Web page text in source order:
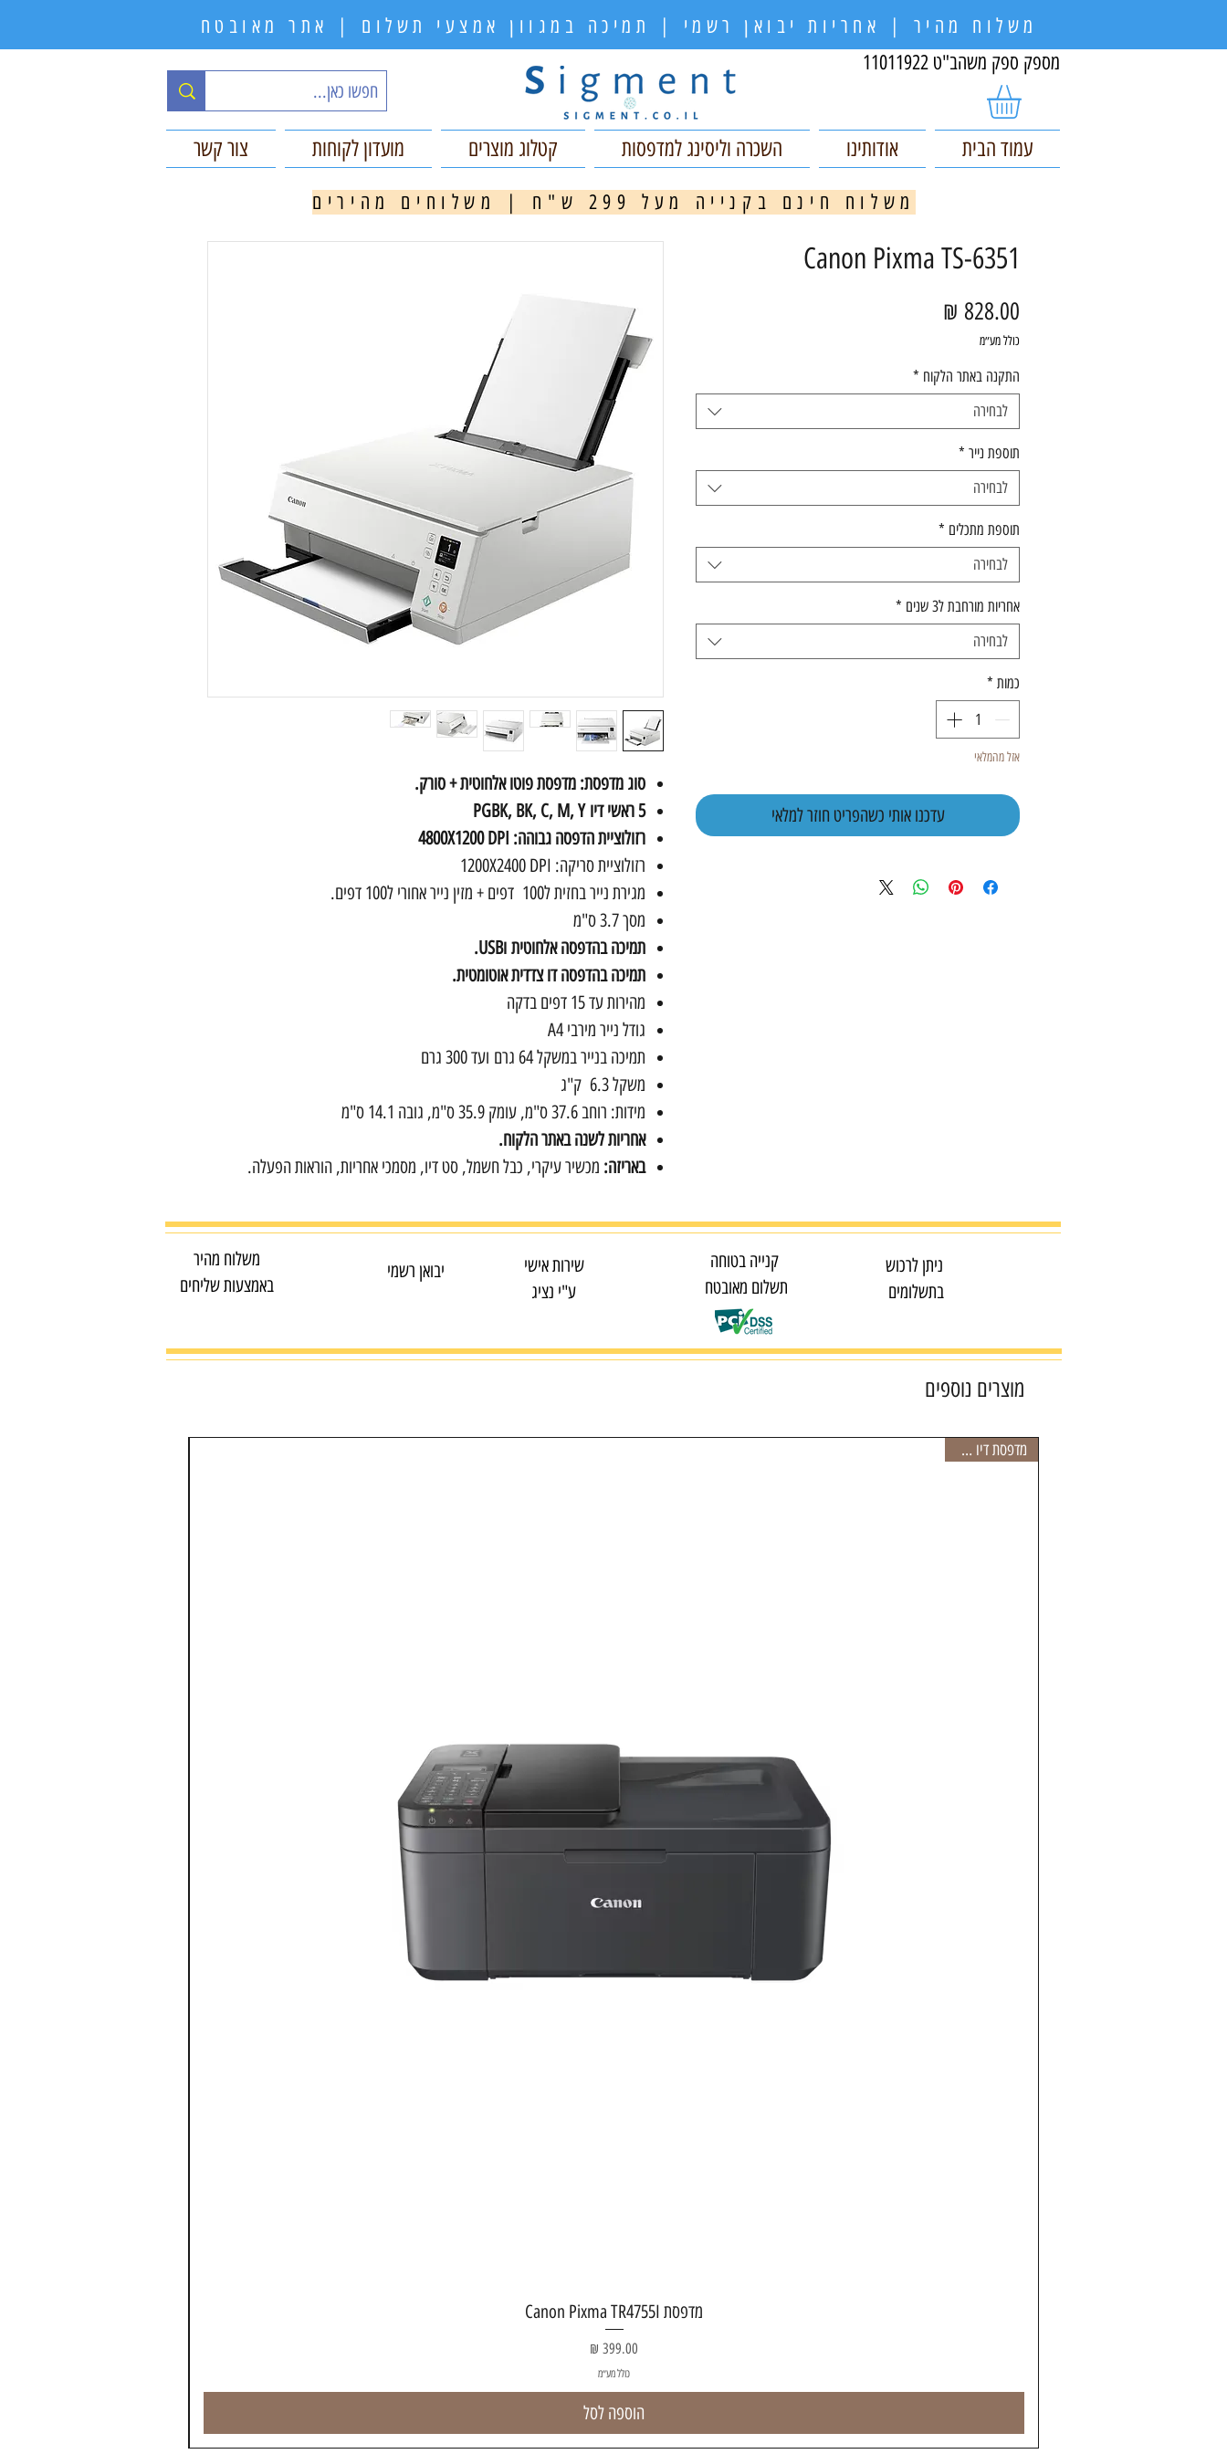
משלוח מהיר | אחריות יבואן רשמי | תמיכה במגוון אמצעי תשלום | אתר מאובטח
מספק ספק משהב"ט 11011922
עמוד הבית אודותינו השכרה וליסינג למדפסות קטלוג מוצרים מועדון לקוחות צור קשר
מ משלוח חינם בקנייה מעל 299 ש"ח | משלוחים מהירים
סוג מדפסת: מדפסת פוטו אלחוטית + סורק.
5 ראשי דיו PGBK, BK, C, M, Y
רזולוציית הדפסה גבוהה: 4800X1200 DPI
רזולוציית סריקה: 1200X2400 DPI
מגירת נייר בחזית ל100 דפים + מזין נייר אחורי ל100 דפים.
מסך 3.7 ס"מ
תמיכה בהדפסה אלחוטית וUSB.
תמיכה בהדפסה דו צדדית אוטומטית.
מהירות עד 15 דפים בדקה
גודל נייר מירבי A4
תמיכה בנייר במשקל 64 גרם ועד 300 גרם
משקל 6.3 ק"ג
מידות: רוחב 37.6 ס"מ, עומק 35.9 ס"מ, גובה 14.1 ס"מ
אחריות לשנה באתר הלקוח.
באריזה: מכשיר עיקרי, כבל חשמל, סט דיו, מסמכי אחריות, הוראות הפעלה.
Canon Pixma TS-6351
כולל מע״מ
התקנה באתר הלקוח *
לבחירה
תוספת נייר *
לבחירה
תוספת מתכלים *
לבחירה
אחריות מורחבת ל3 שנים
*
לבחירה
כמות *
אזל מהמלאי
עדכנו אותי כשהפריט חוזר למלאי
ניתן לרכוש
בתשלומים
קנייה בטוחה
תשלום מאובטח
שירות אישי
ע"י נציג
יבואן רשמי
משלוח מהיר
באמצעות שליחים
מוצרים נוספים
תצוגה מהירה
מדפסת דיו חסכונית
מדפסת Canon Pixma TR4755I
מחיר
כולל מע״מ
הוספה לסל